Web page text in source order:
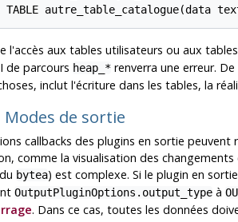
TABLE autre_table_catalogue(data
l'accès aux tables utilisateurs ou aux
de parcours heap_* renverra une erreur.
inclut l'écriture dans les tables, la
Modes de sortie
callbacks des plugins en sortie
comme la visualisation des
bytea) est complexe. Si le plugin en
OutputPluginOptions.output_type à
. Dans ce cas, toutes les données